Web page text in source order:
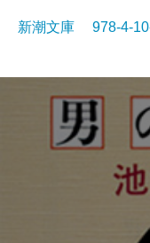
新潮文庫 978-4-